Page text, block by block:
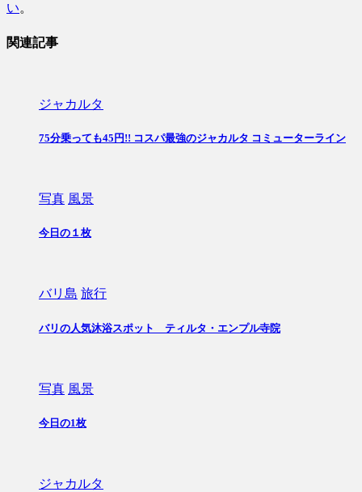
い。
関連記事
ジャカルタ
75分乗っても45円!! コスパ最強のジャカルタ コミューターライン
写真 風景
今日の１枚
バリ島 旅行
バリの人気沐浴スポット ティルタ・エンプル寺院
写真 風景
今日の1枚
ジャカルタ